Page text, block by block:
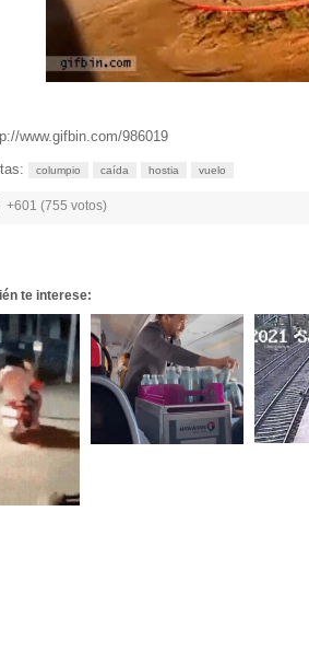
www.gifbin.com/986019
columpio caída hostia vuelo
+601 (755 votos)
te interese: